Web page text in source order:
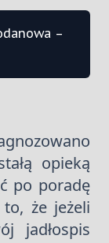
–
opieką
po poradę
że jeżeli
jadłospis